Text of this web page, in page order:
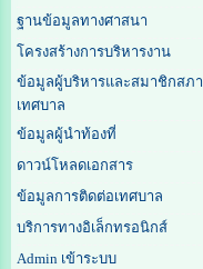
ฐานข้อมูลทางศาสนา
โครงสร้างการบริหารงาน
ข้อมูลผู้บริหารและสมาชิกสภา
เทศบาล
ข้อมูลผู้นำท้องที่
ดาวน์โหลดเอกสาร
ข้อมูลการติดต่อเทศบาล
บริการทางอิเล็กทรอนิกส์
Admin เข้าระบบ